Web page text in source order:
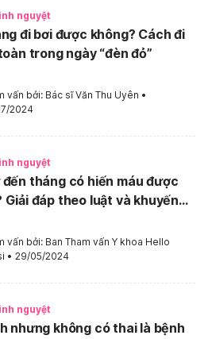
nguyệt
đi bơi được không? Cách đi
trong ngày “đèn đỏ”
vấn bởi: Bác sĩ Văn Thu Uyên •
2024
nguyệt
đến tháng có hiến máu được
Giải đáp theo luật và khuyến
vấn bởi: Ban Tham vấn Y khoa Hello
• 29/05/2024
nguyệt
nhưng không có thai là bệnh